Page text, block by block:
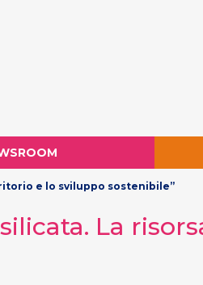
e lo sviluppo sostenibile”
La